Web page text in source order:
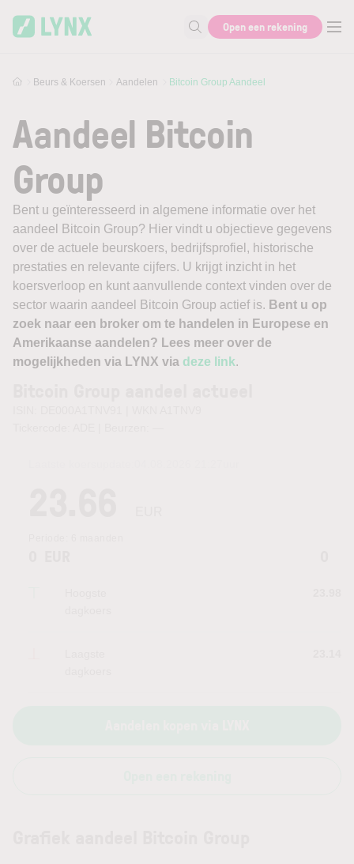
Zoek naar informatie
Open een rekening
Beurs & Koersen Aandelen Bitcoin Group Aandeel
Aandeel Bitcoin
Group
Bent u geïnteresseerd in algemene informatie over het
aandeel Bitcoin Group? Hier vindt u objectieve gegevens
over de actuele beurskoers, bedrijfsprofiel, historische
prestaties en relevante cijfers. U krijgt inzicht in het
koersverloop en kunt aanvullende context vinden over de
sector waarin aandeel Bitcoin Group actief is. Bent u op
zoek naar een broker om te handelen in Europese en
Amerikaanse aandelen? Lees meer over de
mogelijkheden via LYNX via deze link.